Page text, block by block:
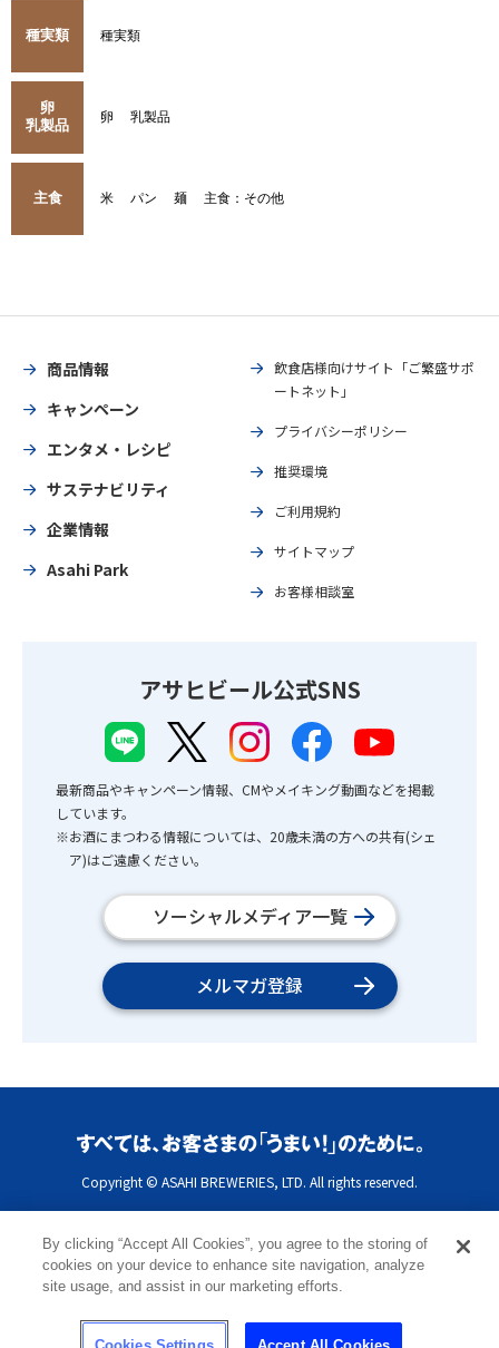
種実類 種実類
卵
乳製品
卵 乳製品
主食 米 パン 麺 主食：その他
商品情報
キャンペーン
エンタメ・レシピ
サステナビリティ
企業情報
Asahi Park
飲食店様向けサイト「ご繁盛サポ
ートネット」
プライバシーポリシー
推奨環境
ご利用規約
サイトマップ
お客様相談室
アサヒビール公式SNS
最新商品やキャンペーン情報、CMやメイキング動画などを掲載
しています。
※お酒にまつわる情報については、20歳未満の方への共有(シェ
ア)はご遠慮ください。
ソーシャルメディア一覧
メルマガ登録
Copyright © ASAHI BREWERIES, LTD. All rights reserved.
By clicking “Accept All Cookies”, you agree to the storing of
cookies on your device to enhance site navigation, analyze
site usage, and assist in our marketing efforts.